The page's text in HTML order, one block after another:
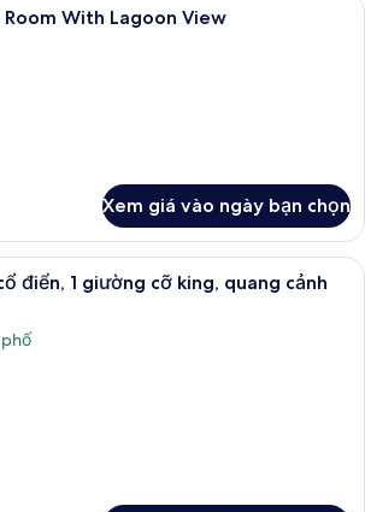
With Lagoon View
Xem giá vào ngày bạn chọn
Bộ đồ giường cao cấp, minibar, két
điển, 1 giường cỡ king, quang cảnh